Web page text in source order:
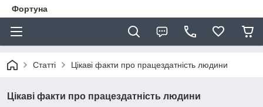
Фортуна
Статті Цікаві факти про працездатність людини
Цікаві факти про працездатність людини